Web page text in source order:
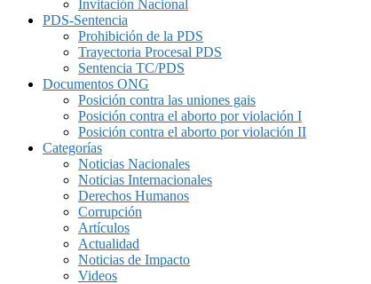
Invitación Nacional
PDS-Sentencia
Prohibición de la PDS
Trayectoria Procesal PDS
Sentencia TC/PDS
Documentos ONG
Posición contra las uniones gais
Posición contra el aborto por violación I
Posición contra el aborto por violación II
Categorías
Noticias Nacionales
Noticias Internacionales
Derechos Humanos
Corrupción
Artículos
Actualidad
Noticias de Impacto
Videos